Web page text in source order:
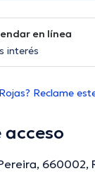
en línea
interés
Reclame
660002,